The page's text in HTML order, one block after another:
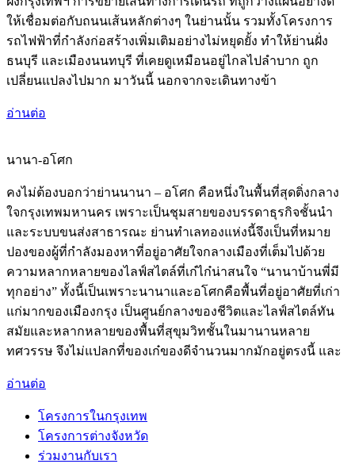
ให้เชื่อมต่อกับถนนเส้นหลักต่างๆ ในย่านนั้น รวมทั้งโครงการ
รถไฟฟ้าที่กำลังก่อสร้างเพิ่มเติมอย่างไม่หยุดยั้ง ทำให้ย่านฝั่ง
ธนบุรี และเมืองนนทบุรี ที่เคยดูเหมือนอยู่ไกลไปลำบาก ถูก
เปลี่ยนแปลงไปมาก มาวันนี้ นอกจากจะเดินทางข้า
อ่านต่อ
นานา-อโศก
คงไม่ต้องบอกว่าย่านนานา – อโศก คือหนึ่งในพื้นที่สุดติ่งกลาง
ใจกรุงเทพมหานคร เพราะเป็นชุมสายของบรรดาธุรกิจชั้นนำ
และระบบขนส่งสาธารณะ ย่านทำเลทองแห่งนี้จึงเป็นที่หมาย
ปองของผู้ที่กำลังมองหาที่อยู่อาศัยใจกลางเมืองที่เต็มไปด้วย
ความหลากหลายของไลฟ์สไตล์ที่เก๋ไก๋น่าสนใจ “นานาบ้านพี่มี
ทุกอย่าง” ทั้งนี้เป็นเพราะนานาและอโศกคือพื้นที่อยู่อาศัยที่เก่า
แก่มากของเมืองกรุง เป็นศูนย์กลางของชีวิตและไลฟ์สไตล์ทัน
สมัยและหลากหลายของพื้นที่สุขุมวิทชั้นในมานานหลาย
ทศวรรษ จึงไม่แปลกที่ของเก๋ของดีจำนวนมากมักอยู่ตรงนี้ และ
อ่านต่อ
โครงการในกรุงเทพ
โครงการต่างจังหวัด
ร่วมงานกับเรา